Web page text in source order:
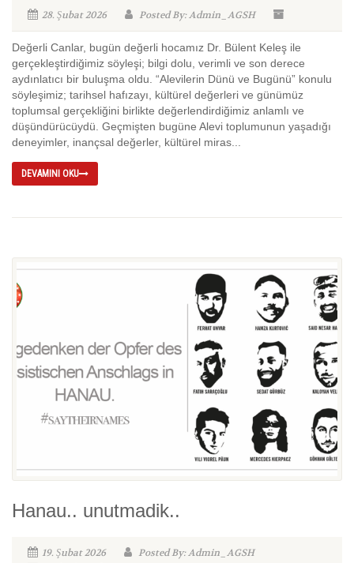
28. Şubat 2026 Posted By: Admin_AGSH
Değerli Canlar, bugün değerli hocamız Dr. Bülent Keleş ile
gerçekleştirdiğimiz söyleşi; bilgi dolu, verimli ve son derece
aydınlatıcı bir buluşma oldu. “Alevilerin Dünü ve Bugünü” konulu
söyleşimiz; tarihsel hafızayı, kültürel değerleri ve günümüz
toplumsal gerçekliğini birlikte değerlendirdiğimiz anlamlı ve
düşündürücüydü. Geçmişten bugüne Alevi toplumunun yaşadığı
deneyimler, inançsal değerler, kültürel miras...
DEVAMINI OKU
Hanau.. unutmadik..
19. Şubat 2026
Posted By: Admin_AGSH